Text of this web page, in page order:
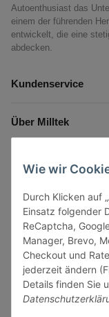
Wie wir
Durch Klicken auf
Einsatz folgender
ReCaptcha,
Manager, Brevo,
Checkout und
jederzeit ändern
Details finden Sie
Autoenthusiast das
einem der führenden
entwickelt, die eine
abdecken.
Kundenservice
Über Milltek
Gesetzliche
Sicher bezahlen via: